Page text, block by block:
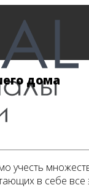
дома
в себе все